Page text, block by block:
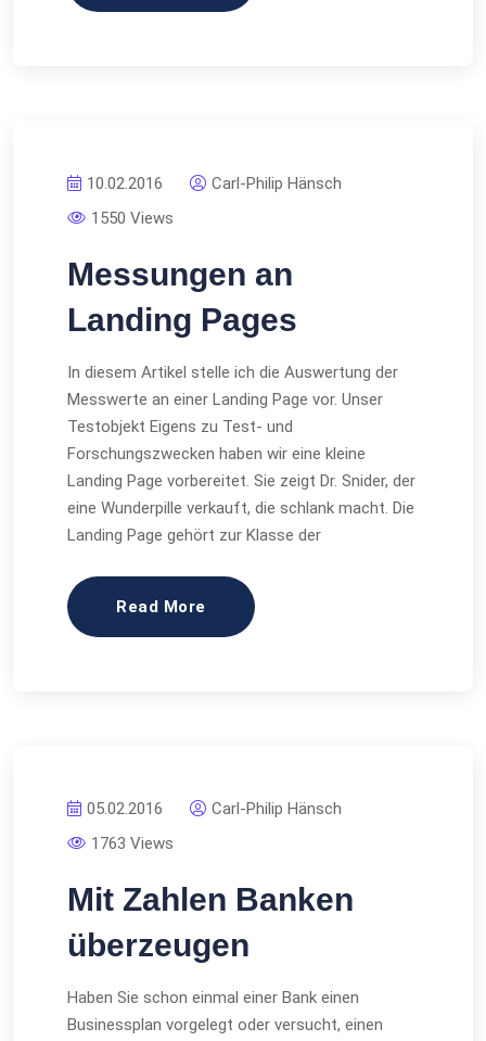
10.02.2016
Carl-Philip Hänsch
1550 Views
Messungen an
Landing Pages
In diesem Artikel stelle ich die Auswertung der
Messwerte an einer Landing Page vor. Unser
Testobjekt Eigens zu Test- und
Forschungszwecken haben wir eine kleine
Landing Page vorbereitet. Sie zeigt Dr. Snider, der
eine Wunderpille verkauft, die schlank macht. Die
Landing Page gehört zur Klasse der
Read More
05.02.2016
Carl-Philip Hänsch
1763 Views
Mit Zahlen Banken
überzeugen
Haben Sie schon einmal einer Bank einen
Businessplan vorgelegt oder versucht, einen